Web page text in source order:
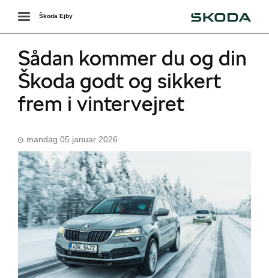
Toggle
navigation
Škoda Ejby
Sådan kommer du og din
Škoda godt og sikkert
frem i vintervejret
mandag 05 januar 2026